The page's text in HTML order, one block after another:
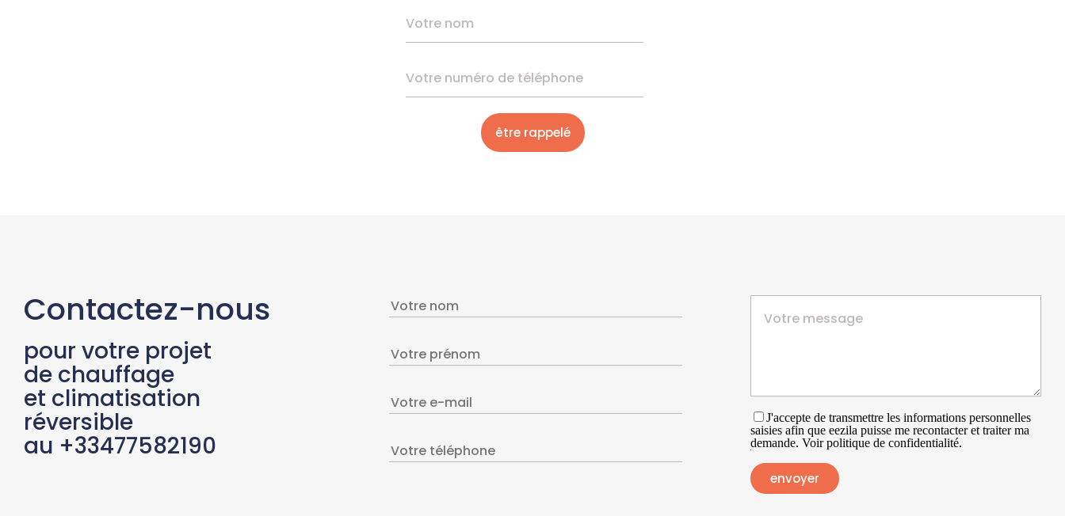
Contactez-nous
pour votre projet
de chauffage
et climatisation
réversible
au +33477582190
J'accepte de transmettre les informations personnelles
saisies afin que eezila puisse me recontacter et traiter ma
demande. Voir politique de confidentialité.